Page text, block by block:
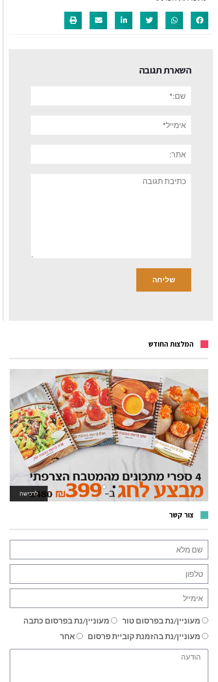
השארת תגובה
תגובה
המלצות החודש
לרכישה
לאתר המשחקים
צור קשר
מעוניין/נת בפרסום טור
מעוניין/נת בפרסום כתבה
מעוניין/נת בהזמנת קוביית פרסום
אחר